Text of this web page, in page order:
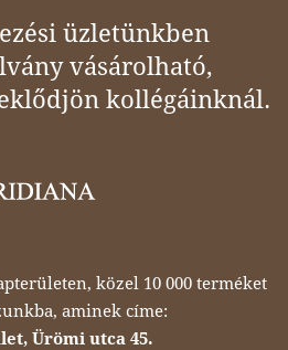
üzletünkben
vásárolható,
kollégáinknál.
közel 10 000 terméket
aminek címe:
Ürömi utca 45.